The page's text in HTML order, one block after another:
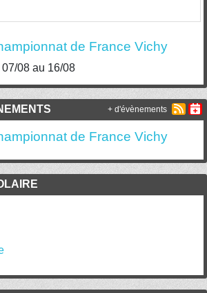
de France Vichy
07/08 au 16/08
de France Vichy
+ d'évènements